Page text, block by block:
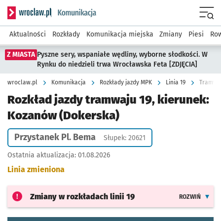
Serwis informacyjny wroclaw.pl podserwis: Komunikacja
Aktualności Rozkłady Komunikacja miejska Zmiany Piesi
Z MIASTA Pyszne sery, wspaniałe wędliny, wyborne słodkości. W
Rynku do niedzieli trwa Wrocławska Feta [ZDJĘCIA]
wroclaw.pl Komunikacja Rozkłady jazdy MPK Linia 19
Rozkład jazdy tramwaju 19, kierunek:
Kozanów (Dokerska)
Przystanek Pl. Bema Słupek: 20621
Ostatnia aktualizacja: 01.08.2026
Linia zmieniona
Zmiany w rozkładach linii 19 ROZWIŃ